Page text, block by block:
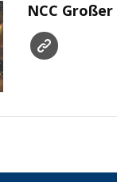
NCC Großer